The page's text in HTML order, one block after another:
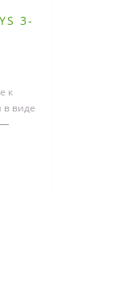
3-
к
в виде